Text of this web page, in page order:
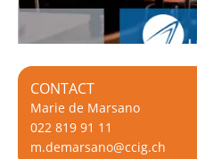
CONTACT
Marie de Marsano
022 819 91 11
m.demarsano@ccig.ch